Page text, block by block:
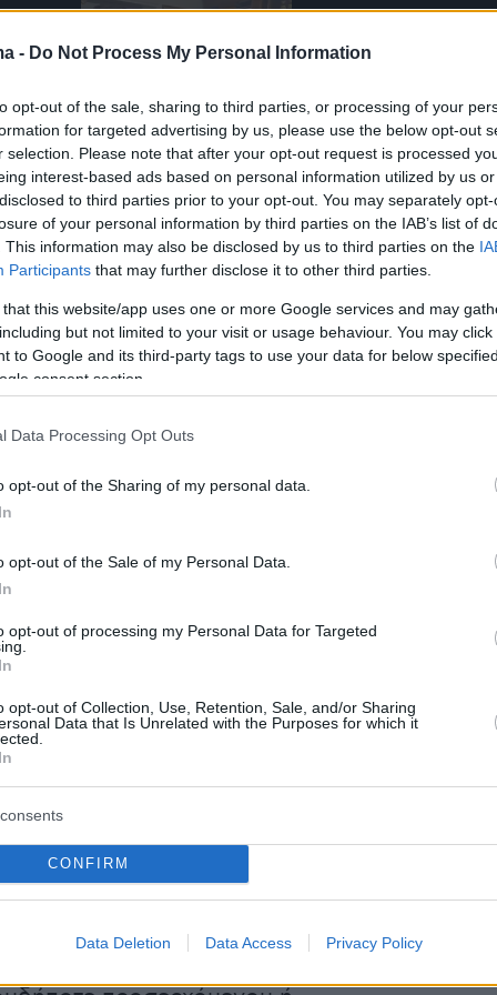
- Do Not Process My Personal Information
opt-out of the sale, sharing to third parties, or processing of your
for targeted advertising by us, please use the below opt-out
selection. Please note that after your opt-out request is processed
interest-based ads based on personal information utilized by us
to third parties prior to your opt-out. You may separately
of your personal information by third parties on the IAB’s list of
This information may also be disclosed by us to third parties on the
Participants that may further disclose it to other third parties.
that this website/app uses one or more Google services and may
but not limited to your visit or usage behaviour. You may
to Google and its third-party tags to use your data for below
consent section.
Data Processing Opt Outs
opt-out of the Sharing of my personal data.
opt-out of the Sale of my Personal Data.
opt-out of processing my Personal Data for Targeted
opt-out of Collection, Use, Retention, Sale, and/or Sharing
Data that Is Unrelated with the Purposes for which it
CONFIRM
Data Deletion Data Access Privacy Policy
να δηλώνουν υποστηρικτές του κόμματος
, τα ίδια στελέχη σημειώνουν πως «ουδεμία
το Κίνημα, τα στελέχη και η επικεφαλής του
τις τυχόν βλέψεις οποιουδήποτε».
Θου Α όβερ! 😁
ήχος - 🇬🇷Στράτος ΣιουρδάκηςСтрáтос
προσθέτουν ότι «οι πόρτες του Κινήματός
ανοιχτές, δεν υφίσταται κάποιο face
πρακτικός τρόπος να ελεγχθεί άμεσα και